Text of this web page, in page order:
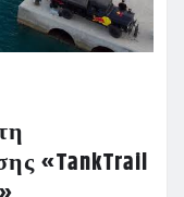
«TankTrail